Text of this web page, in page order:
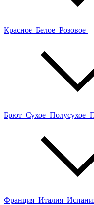
Красное Белое Розовое
Брют Сухое Полусухое
Франция Италия